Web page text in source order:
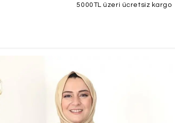
5000TL üzeri ücretsiz kargo